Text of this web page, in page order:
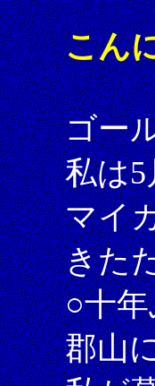
こん
ゴー
私は
マイ
きた
○十
郡山